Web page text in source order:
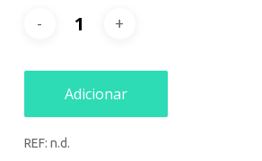
Adicionar
REF: n.d.